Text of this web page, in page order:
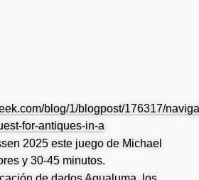
blog/1/blogpost/176317/
for-antiques-in-a
2025 este juego de Michael
y 30-45 minutos.